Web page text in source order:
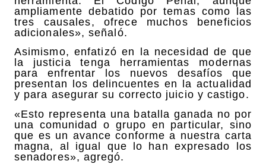
ampliamente debatido por temas como las
tres causales, ofrece muchos beneficios
adicionales», señaló.
Asimismo, enfatizó en la necesidad de que
la justicia tenga herramientas modernas
para enfrentar los nuevos desafíos que
presentan los delincuentes en la actualidad
y para asegurar su correcto juicio y castigo.
«Esto representa una batalla ganada no por
una comunidad o grupo en particular, sino
que es un avance conforme a nuestra carta
magna, al igual que lo han expresado los
senadores», agregó.